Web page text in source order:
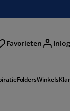
Favorieten
FoldersWinkels